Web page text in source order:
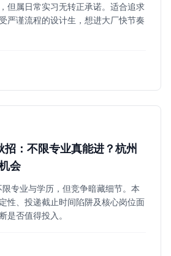
但属日常实习无转正承诺。适合追求
严谨流程的设计生，想进大厂快节奏
：不限专业真能进？杭州
会
专业与学历，但竞争暗藏细节。本
性、投递截止时间陷阱及核心岗位面
是否值得投入。